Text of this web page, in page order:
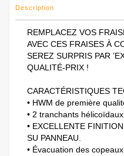
Description
REMPLACEZ VOS
AVEC CES FRAISES À
SEREZ SURPRIS PAR
QUALITÉ-PRIX !
CARACTÉRISTIQUES
• ​​​​​​​​​​​​​​HWM de première
• ​​​​​​​​​​​​​​​​​​​​​2 tranchants
• ​​​​​​​​​​​​​​​​​​​​​EXCELLENTE
SU PANNEAU.
• ​​​​​​​​​​​​​​​​​​​​​​​​​​​​Évacuation des